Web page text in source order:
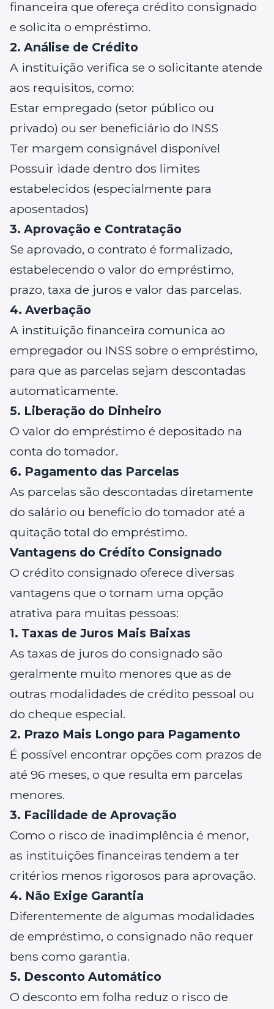
financeira que ofereça crédito consignado
e solicita o empréstimo.
2. Análise de Crédito
A instituição verifica se o solicitante atende
aos requisitos, como:
Estar empregado (setor público ou
privado) ou ser beneficiário do INSS
Ter margem consignável disponível
Possuir idade dentro dos limites
estabelecidos (especialmente para
aposentados)
3. Aprovação e Contratação
Se aprovado, o contrato é formalizado,
estabelecendo o valor do empréstimo,
prazo, taxa de juros e valor das parcelas.
4. Averbação
A instituição financeira comunica ao
empregador ou INSS sobre o empréstimo,
para que as parcelas sejam descontadas
automaticamente.
5. Liberação do Dinheiro
O valor do empréstimo é depositado na
conta do tomador.
6. Pagamento das Parcelas
As parcelas são descontadas diretamente
do salário ou benefício do tomador até a
quitação total do empréstimo.
Vantagens do Crédito Consignado
O crédito consignado oferece diversas
vantagens que o tornam uma opção
atrativa para muitas pessoas:
1. Taxas de Juros Mais Baixas
As taxas de juros do consignado são
geralmente muito menores que as de
outras modalidades de crédito pessoal ou
do cheque especial.
2. Prazo Mais Longo para Pagamento
É possível encontrar opções com prazos de
até 96 meses, o que resulta em parcelas
menores.
3. Facilidade de Aprovação
Como o risco de inadimplência é menor,
as instituições financeiras tendem a ter
critérios menos rigorosos para aprovação.
4. Não Exige Garantia
Diferentemente de algumas modalidades
de empréstimo, o consignado não requer
bens como garantia.
5. Desconto Automático
O desconto em folha reduz o risco de